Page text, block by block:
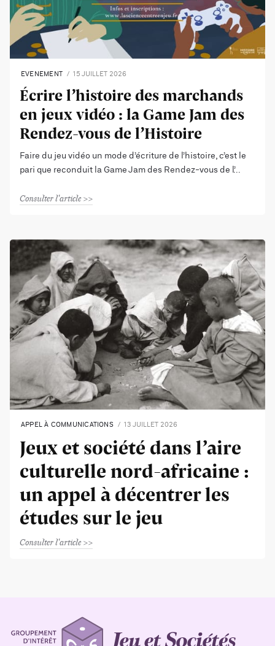
EVENEMENT 15 JUILLET 2026
Écrire l’histoire des marchands
en jeux vidéo : la Game Jam des
Rendez-vous de l’Histoire
Faire du jeu vidéo un mode d’écriture de l’histoire, c’est le
pari que reconduit la Game Jam des Rendez-vous de l’
Consulter l'article
APPEL À COMMUNICATIONS 13 JUILLET 2026
Jeux et société dans l’aire
culturelle nord-africaine :
un appel à décentrer les
études sur le jeu
Consulter l'article